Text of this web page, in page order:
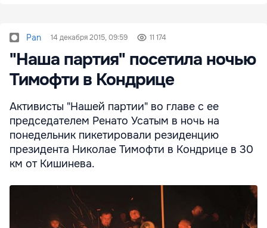
Pan 14 декабря 2015, 09:59 11 174
"Наша партия" посетила ночью
Тимофти в Кондрице
Активисты "Нашей партии" во главе с ее
председателем Ренато Усатым в ночь на
понедельник пикетировали резиденцию
президента Николае Тимофти в Кондрице в 30
км от Кишинева.